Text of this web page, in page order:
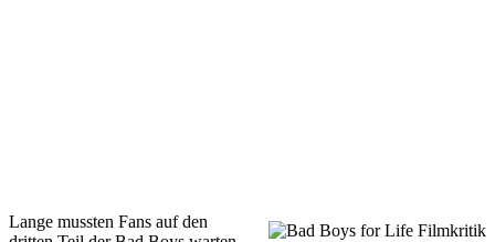
Lange mussten Fans auf den